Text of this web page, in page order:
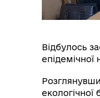
Відбулось
епідемічної
екологічної